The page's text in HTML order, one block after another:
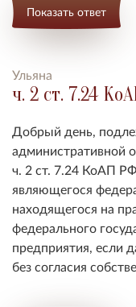
Показать ответ
Ульяна
ч. 2 ст. 7.24
Добрый день,
административной
ч. 2 ст. 7.24 КоАП
являющегося
находящегося на
федерального
предприятия, если
без согласия